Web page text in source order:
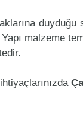
duyduğu
malzeme